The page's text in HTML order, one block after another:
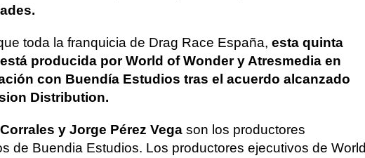
toda la franquicia de Drag Race España, esta quinta
producida por World of Wonder y Atresmedia en
con Buendía Estudios tras el acuerdo alcanzado
Distribution.
y Jorge Pérez Vega son los productores
de Buendia Estudios. Los productores ejecutivos de World